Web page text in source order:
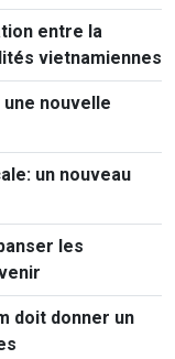
entre la
vietnamiennes
une nouvelle
un nouveau
les
doit donner un